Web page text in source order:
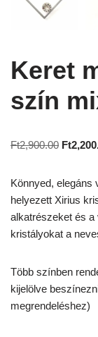
Keret
szín
Ft2,900.00 Ft
Könnyed, elegáns
helyezett Xirius
alkatrészeket és
kristályokat a
Több színben
kijelölve
megrendeléshez)